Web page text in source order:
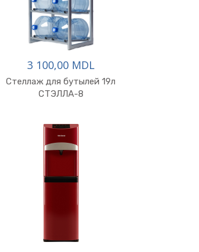
3 100,00 MDL
Стеллаж для бутылей 19л
СТЭЛЛА-8